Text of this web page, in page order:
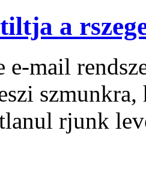
a
mail
rjunk